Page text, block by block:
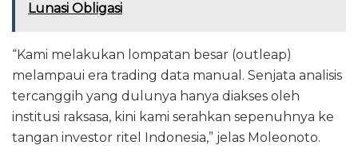
Lunasi Obligasi
“Kami melakukan lompatan besar (outleap)
melampaui era trading data manual. Senjata analisis
tercanggih yang dulunya hanya diakses oleh
institusi raksasa, kini kami serahkan sepenuhnya ke
tangan investor ritel Indonesia,” jelas Moleonoto.